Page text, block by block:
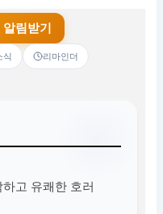
림받기
식 리마인더
고 유쾌한 호러